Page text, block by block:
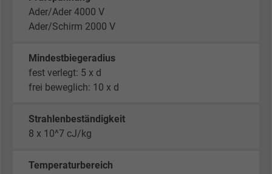
Ader/Ader 4000 V
Ader/Schirm 2000 V
Mindestbiegeradius
fest verlegt: 5 x d
frei beweglich: 10 x d
Strahlenbeständigkeit
8 x 10^7 cJ/kg
Temperaturbereich